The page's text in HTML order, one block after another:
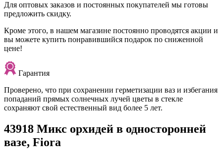
Для оптовых заказов и постоянных покупателей мы готовы
предложить скидку.
Кроме этого, в нашем магазине постоянно проводятся акции и
вы можете купить понравившийся подарок по сниженной
цене!
Гарантия
Проверено, что при сохранении герметизации ваз и избегания
попаданий прямых солнечных лучей цветы в стекле
сохраняют свой естественный вид более 5 лет.
43918 Микс орхидей в односторонней
вазе, Fiora